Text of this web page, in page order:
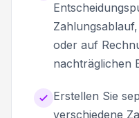
oder auf
nachträglichen
Erstellen Sie
verschiedene